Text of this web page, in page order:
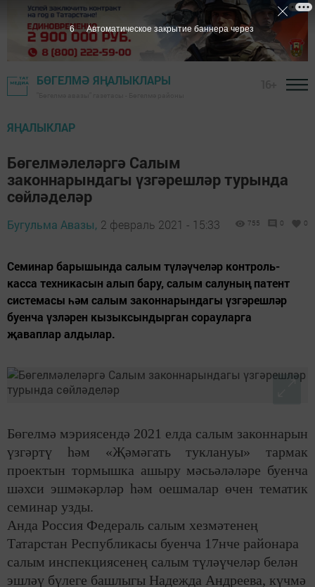
БӨГЕЛМӘ ЯҢАЛЫКЛАРЫ
ЯҢАЛЫКЛАР
Бөгелмәлеләргә Салым
законнарындагы үзгәрешләр турында
сөйләделәр
Бугульма Авазы, 2 февраль 2021 - 15:33 755 0 0
Семинар барышында салым түләүчеләр контроль-
касса техникасын алып бару, салым салуның патент
системасы һәм салым законнарындагы үзгәрешләр
буенча үзләрен кызыксындырган сорауларга
җаваплар алдылар.
Бөгелмә мэриясендә 2021 елда салым законнарын
үзгәртү һәм «Җәмәгать туклануы» тармак
проектын тормышка ашыру мәсьәләләре буенча
шәхси эшмәкәрләр һәм оешмалар өчен тематик
семинар узды.
Анда Россия Федераль салым хезмәтенең
Татарстан Республикасы буенча 17нче районара
салым инспекциясенең салым түләүчеләр белән
эшләү бүлеге башлыгы Надежда Андреева, күчмә
5 Автоматическое закрытие баннера через